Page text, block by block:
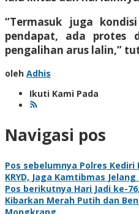
“Termasuk juga
pendapat, ada protes
pengalihan arus lalin,”
oleh Adhis
Ikuti Kami Pada
Navigasi pos
Pos sebelumnya Polres
KRYD, Jaga Kamtibmas
Pos berikutnya Hari Jadi ke-
Kibarkan Merah Putih dan